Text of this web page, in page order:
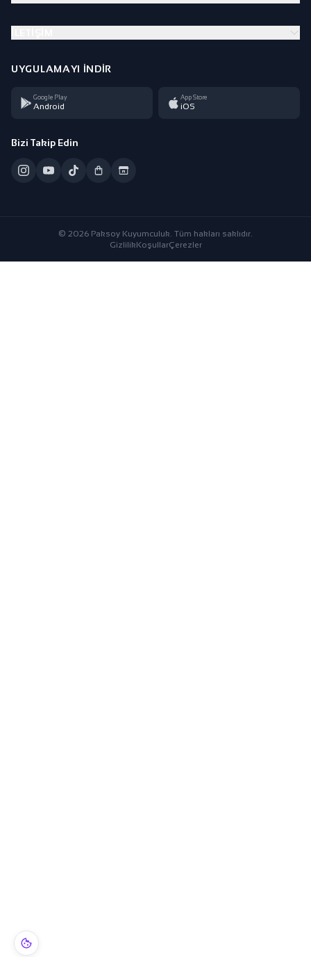
UYGULAMAYI İNDIR
Google Play
Android
App Store
iOS
Bizi Takip Edin
© 2026 Paksoy Kuyumculuk. Tüm hakları saklıdır.
GizlilikKoşullarÇerezler